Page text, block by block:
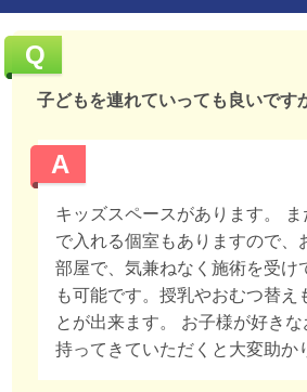
Q
子どもを連れていっても良いです
A
キッズスペースがあります。
で入れる個室もありますので、
部屋で、気兼ねなく施術を受け
も可能です。授乳やおむつ替え
とが出来ます。 お子様が好き
持ってきていただくと大変助か